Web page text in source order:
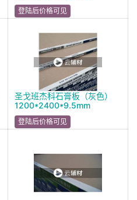
登陆后价格可见
圣戈班杰科石膏板（灰色）
1200*2400*9.5mm
登陆后价格可见